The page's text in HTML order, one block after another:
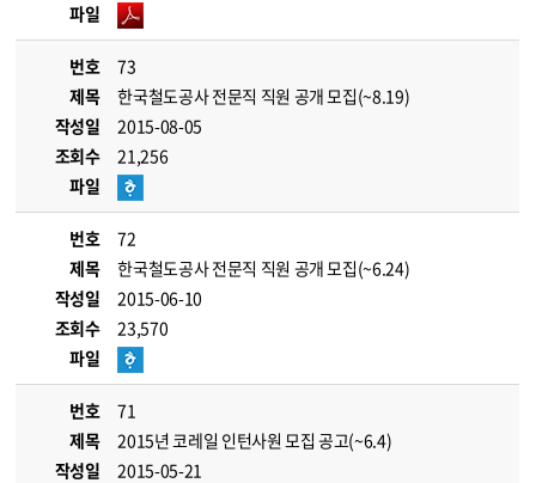
파일
번호
73
제목
한국철도공사 전문직 직원 공개 모집(~8.19)
작성일
2015-08-05
조회수
21,256
파일
번호
72
제목
한국철도공사 전문직 직원 공개 모집(~6.24)
작성일
2015-06-10
조회수
23,570
파일
번호
71
제목
2015년 코레일 인턴사원 모집 공고(~6.4)
작성일
2015-05-21